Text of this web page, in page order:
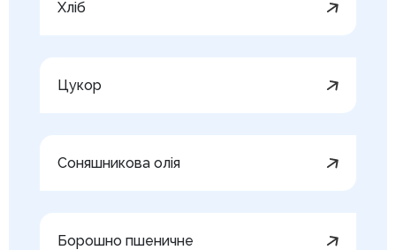
Хліб
Цукор
Соняшникова олія
Борошно пшеничне